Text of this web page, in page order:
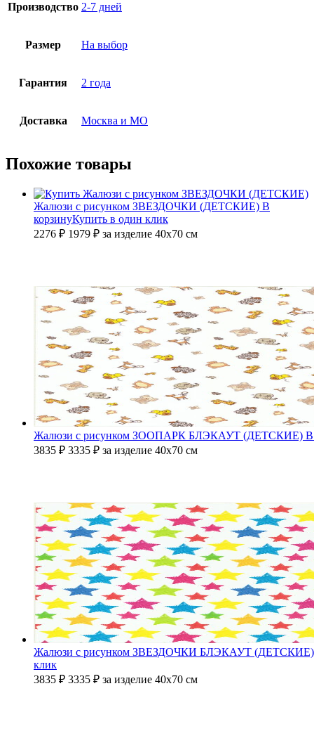
Производство 2-7 дней
Размер На выбор
Гарантия 2 года
Доставка Москва и МО
Похожие товары
Жалюзи с рисунком ЗВЕЗДОЧКИ (ДЕТСКИЕ) В
корзинуКупить в один клик
2276 ₽ 1979 ₽ за изделие 40х70 см
Жалюзи с рисунком ЗООПАРК БЛЭКАУТ (ДЕТСКИЕ) В
3835 ₽ 3335 ₽ за изделие 40х70 см
Жалюзи с рисунком ЗВЕЗДОЧКИ БЛЭКАУТ
клик
3835 ₽ 3335 ₽ за изделие 40х70 см